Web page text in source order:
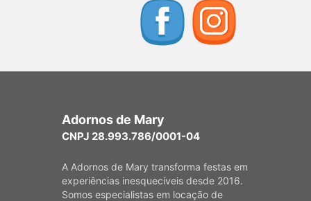
Adornos de Mary
CNPJ 28.993.786/0001-04
A Adornos de Mary transforma festas em
experiências inesquecíveis desde 2016.
Somos especialistas em locação de